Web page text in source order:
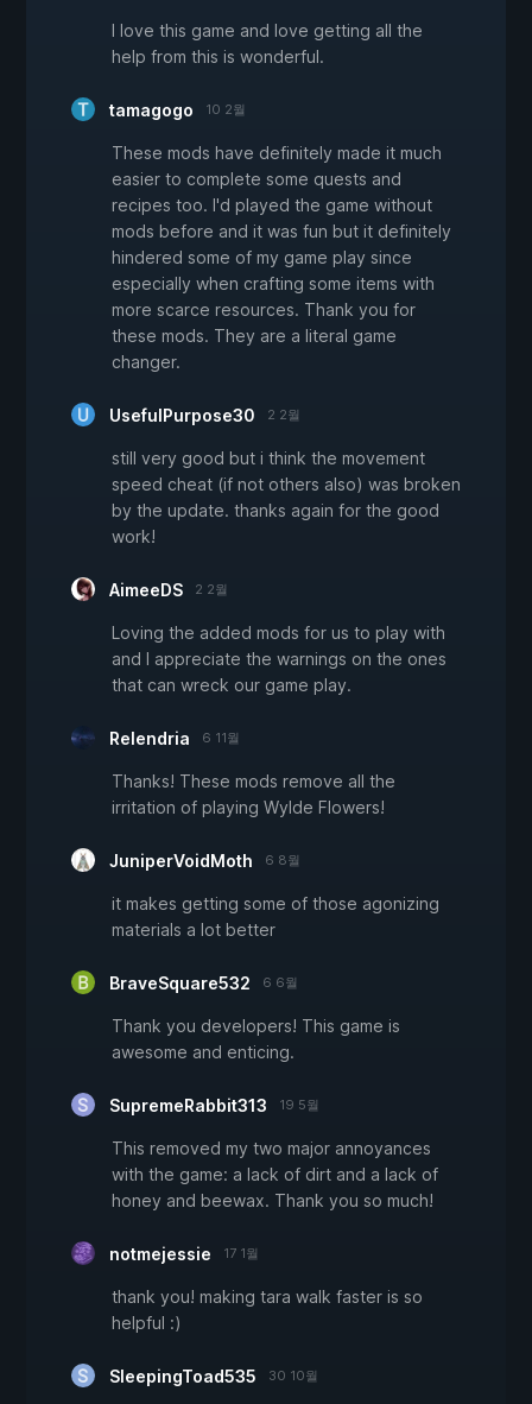
I love this game and love getting all the
help from this is wonderful.
tamagogo 10 2월
These mods have definitely made it much
easier to complete some quests and
recipes too. I'd played the game without
mods before and it was fun but it definitely
hindered some of my game play since
especially when crafting some items with
more scarce resources. Thank you for
these mods. They are a literal game
changer.
UsefulPurpose30 2 2월
still very good but i think the movement
speed cheat (if not others also) was broken
by the update. thanks again for the good
work!
AimeeDS 2 2월
Loving the added mods for us to play with
and I appreciate the warnings on the ones
that can wreck our game play.
Relendria 6 11월
Thanks! These mods remove all the
irritation of playing Wylde Flowers!
JuniperVoidMoth 6 8월
it makes getting some of those agonizing
materials a lot better
BraveSquare532 6 6월
Thank you developers! This game is
awesome and enticing.
SupremeRabbit313 19 5월
This removed my two major annoyances
with the game: a lack of dirt and a lack of
honey and beewax. Thank you so much!
notmejessie 17 1월
thank you! making tara walk faster is so
helpful :)
SleepingToad535 30 10월